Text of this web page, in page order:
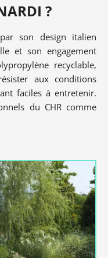
?
son design italien
et son engagement
recyclable,
aux conditions
faciles à entretenir.
du CHR comme